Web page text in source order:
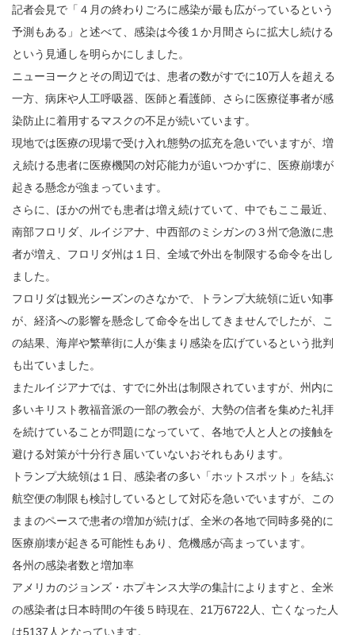
記者会見で「４月の終わりごろに感染が最も広がっているという
予測もある」と述べて、感染は今後１か月間さらに拡大し続ける
という見通しを明らかにしました。
ニューヨークとその周辺では、患者の数がすでに10万人を超える
一方、病床や人工呼吸器、医師と看護師、さらに医療従事者が感
染防止に着用するマスクの不足が続いています。
現地では医療の現場で受け入れ態勢の拡充を急いでいますが、増
え続ける患者に医療機関の対応能力が追いつかずに、医療崩壊が
起きる懸念が強まっています。
さらに、ほかの州でも患者は増え続けていて、中でもここ最近、
南部フロリダ、ルイジアナ、中西部のミシガンの３州で急激に患
者が増え、フロリダ州は１日、全域で外出を制限する命令を出し
ました。
フロリダは観光シーズンのさなかで、トランプ大統領に近い知事
が、経済への影響を懸念して命令を出してきませんでしたが、こ
の結果、海岸や繁華街に人が集まり感染を広げているという批判
も出ていました。
またルイジアナでは、すでに外出は制限されていますが、州内に
多いキリスト教福音派の一部の教会が、大勢の信者を集めた礼拝
を続けていることが問題になっていて、各地で人と人との接触を
避ける対策が十分行き届いていないおそれもあります。
トランプ大統領は１日、感染者の多い「ホットスポット」を結ぶ
航空便の制限も検討しているとして対応を急いでいますが、この
ままのペースで患者の増加が続けば、全米の各地で同時多発的に
医療崩壊が起きる可能性もあり、危機感が高まっています。
各州の感染者数と増加率
アメリカのジョンズ・ホプキンス大学の集計によりますと、全米
の感染者は日本時間の午後５時現在、21万6722人、亡くなった人
は5137人となっています。